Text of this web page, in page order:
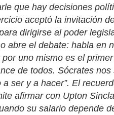
que hay decisiones
aceptó la invitación
dirigirse al poder
abre el debate: habla en
uno mismo es el
de todos. Sócrates nos
ser y a hacer”. El
afirmar con Upton
su salario depende